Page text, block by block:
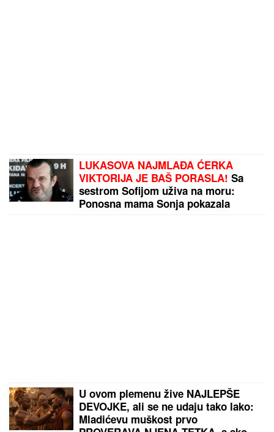
LUKASOVA NAJMLAĐA ĆERKA
VIKTORIJA JE BAŠ PORASLA! Sa
sestrom Sofijom uživa na moru:
Ponosna mama Sonja pokazala
U ovom plemenu žive NAJLEPŠE
DEVOJKE, ali se ne udaju tako lako:
Mladićevu muškost prvo